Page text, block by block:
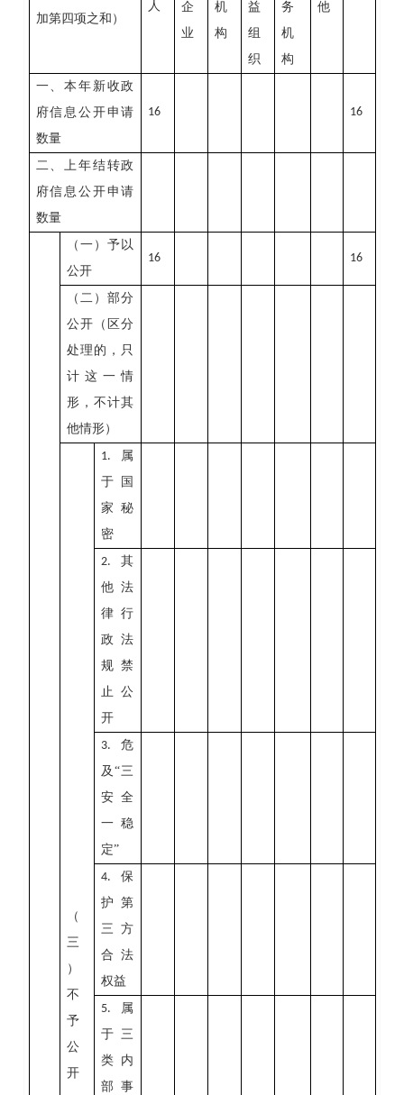
加第四项之和）
人
企
业
机
构
益
组
织
务
机
构
他
一、本年新收政
府信息公开申请
数量
16 16
二、上年结转政
府信息公开申请
数量
（一）予以
公开
16 16
（二）部分
公开（区分
处理的，只
计这一情
形，不计其
他情形）
（
三
）
不
予
公
开
1. 属
于国
家秘
密
2. 其
他法
律行
政法
规禁
止公
开
3. 危
及“三
安全
一稳
定”
4. 保
护第
三方
合法
权益
5. 属
于三
类内
部事